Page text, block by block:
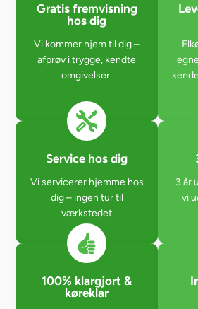
Gratis fremvisning
hos dig
Vi kommer hjem til dig –
afprøv i trygge, kendte
omgivelser.
Service hos dig
Vi servicerer hjemme hos
dig – ingen tur til
værkstedet
3 år
vi
100% klargjort &
køreklar